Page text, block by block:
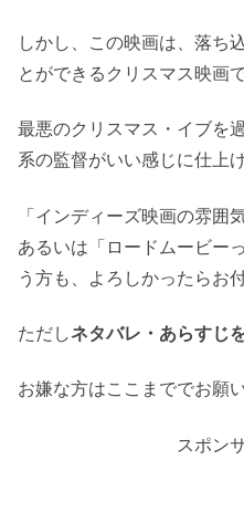
しかし、この映画は、落ち
とができるクリスマス映画で
最悪のクリスマス・イブを
系の監督がいい感じに仕上
「インディーズ映画の雰囲
あるいは「ロードムービー
う方も、よろしかったらお
ただしネタバレ・あらすじ
お嫌な方はここまででお願
スポン